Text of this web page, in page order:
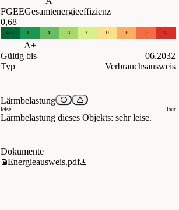
FGEEGesamtenergieeffizienz
0,68
A++ A+ A B C D E F G
A+
Gültig bis
06.2032
Typ
Verbrauchsausweis
Lärmbelastung
leise laut
Lärmbelastung dieses Objekts: sehr leise.
Dokumente
Energieausweis.pdf